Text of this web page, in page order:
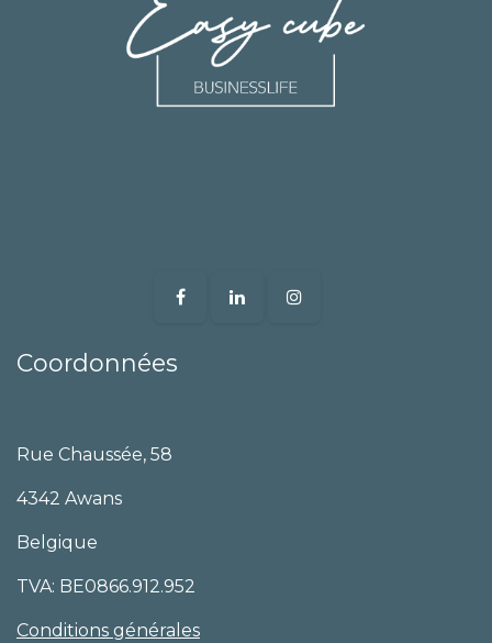
Coordonnées
Rue Chaussée, 58
4342 Awans
Belgique
TVA: BE0866.912.952
Conditions générales